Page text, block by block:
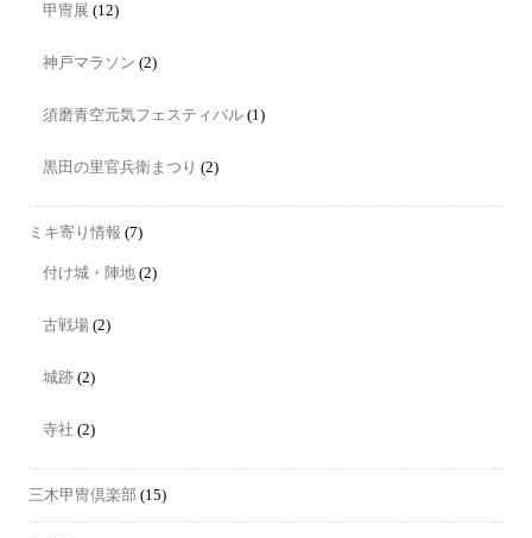
甲冑展 (12)
神戸マラソン (2)
須磨青空元気フェスティバル (1)
黒田の里官兵衛まつり (2)
ミキ寄り情報 (7)
付け城・陣地 (2)
古戦場 (2)
城跡 (2)
寺社 (2)
三木甲冑倶楽部 (15)